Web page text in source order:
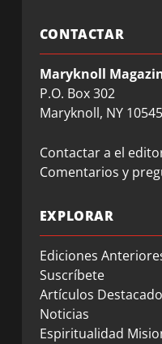
CONTACTAR
Maryknoll
P.O. Box 302
Maryknoll, NY 10545
Contactar a el
Comentarios y
EXPLORAR
Ediciones
Suscríbete
Artículos
Noticias
Espiritualidad